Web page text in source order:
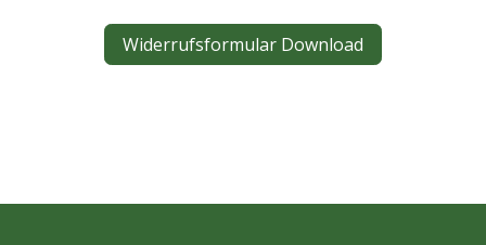
Widerrufsformular Download